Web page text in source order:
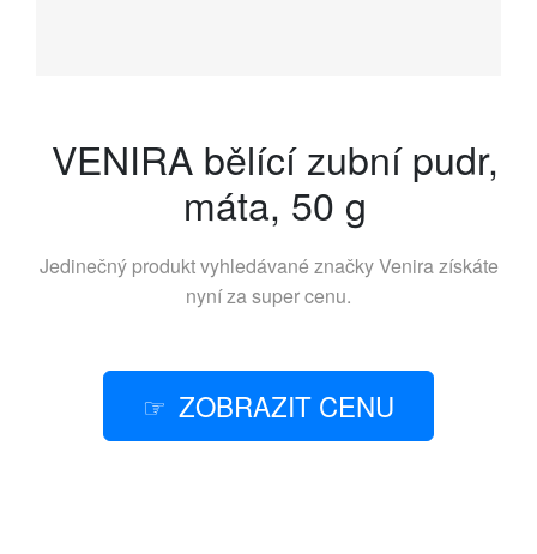
VENIRA bělící zubní pudr,
máta, 50 g
Jedinečný produkt vyhledávané značkyVenirazískáte
nyní za super cenu.
ZOBRAZIT CENU